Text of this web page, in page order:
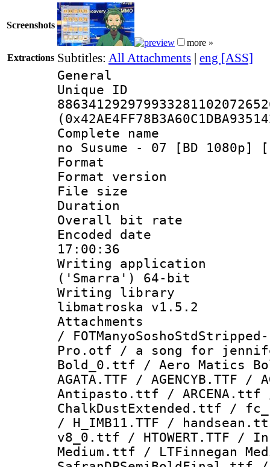
Screenshots
more »
Extractions Subtitles: All Attachments | eng [ASS]
General
Complete
no Susume - 07 [BD 1080p]
Format :
Format
File size :
Duration :
Overall bit
Encoded date
17:00:36
Writing
('Smarra') 64-bit
Writing library
libmatroska v1.5.2
Attachments :
/
Pro.otf / a song for
Bold_0.ttf / Aero Matics
AGATA.TTF / AGENCYB.TTF
Antipasto.ttf / ARCENA.ttf
ChalkDustExtended.ttf /
/ H_IMB11.TTF /
v8_0.ttf / HTOWERT.TTF /
Medium.ttf / LTFinnegan